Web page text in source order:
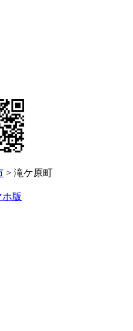
> 滝ケ原町
版